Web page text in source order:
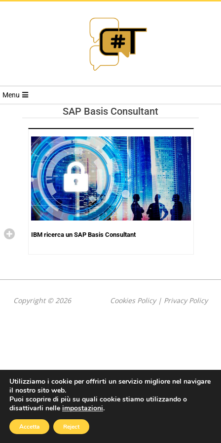
RIVISTA
TRENDS
Menu
SAP Basis Consultant
IBM ricerca un SAP Basis Consultant
Copyright © 2026 Cookies Policy| Privacy Policy
Utilizziamo i cookie per offrirti un servizio migliore nel navigare
il nostro sito web.
Puoi scoprire di più su quali cookie stiamo utilizzando o
disattivarli nelle impostazioni.
Accetta Reject